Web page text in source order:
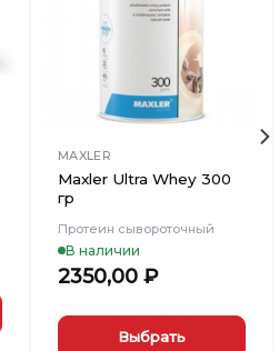
MAXLER
Maxler Ultra Whey 300
гр
Протеин сывороточный
В наличии
2350,00 ₽
Выбрать